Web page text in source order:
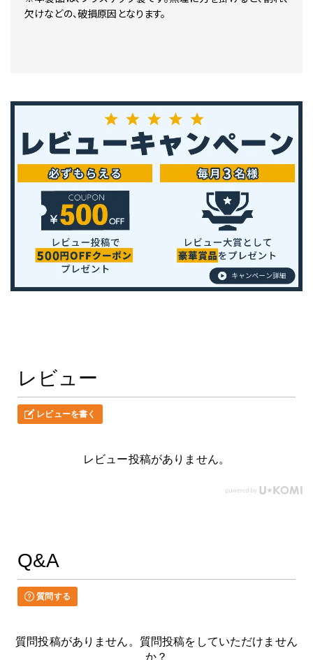
欠けなどの、破損原因となります。
レビュー
レビューを書く
レビュー投稿がありません。
Q&A
質問する
質問投稿がありません。質問投稿をしていただけません
か？